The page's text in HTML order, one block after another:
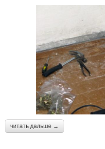
читать дальше →